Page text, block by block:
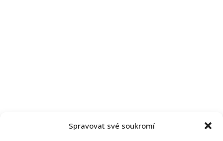
Spravovat své soukromí